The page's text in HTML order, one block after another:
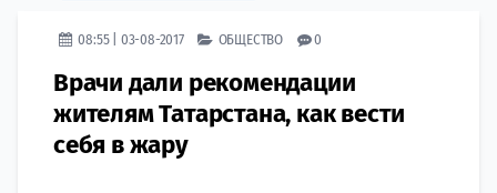
08:55 | 03-08-2017 ОБЩЕСТВО 0
Врачи дали рекомендации
жителям Татарстана, как вести
себя в жару